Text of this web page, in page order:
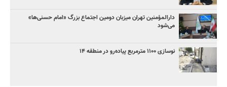
دارالمؤمنین تهران میزبان دومین اجتماع بزرگ «امام حسنی‌ها»
می‌شود
نوسازی ۱۱۰۰ مترمربع پیاده‌رو در منطقه ۱۴